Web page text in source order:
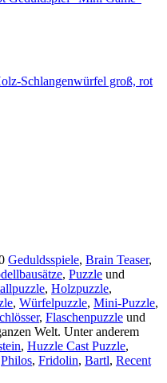
Schlangenwürfel groß, rot
Geduldsspiele, Brain Teaser,
, Puzzle und
, Holzpuzzle,
, Würfelpuzzle, Mini-Puzzle,
, Flaschenpuzzle und
Welt. Unter anderem
, Huzzle Cast Puzzle,
Philos, Fridolin, Bartl, Recent